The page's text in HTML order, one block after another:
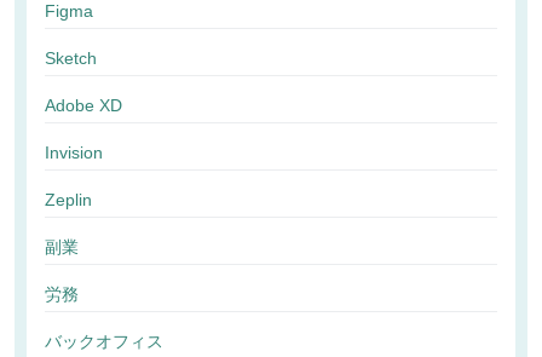
Figma
Sketch
Adobe XD
Invision
Zeplin
副業
労務
バックオフィス